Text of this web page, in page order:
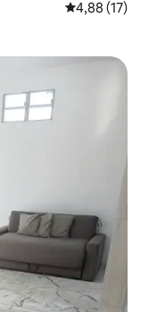
4,88 de uma
4,88 (17)